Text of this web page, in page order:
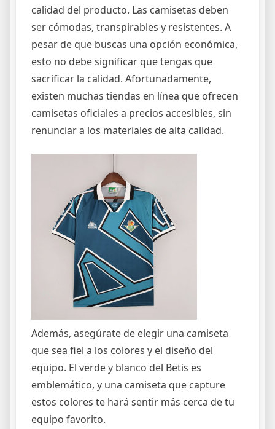
calidad del producto. Las camisetas deben
ser cómodas, transpirables y resistentes. A
pesar de que buscas una opción económica,
esto no debe significar que tengas que
sacrificar la calidad. Afortunadamente,
existen muchas tiendas en línea que ofrecen
camisetas oficiales a precios accesibles, sin
renunciar a los materiales de alta calidad.
Además, asegúrate de elegir una camiseta
que sea fiel a los colores y el diseño del
equipo. El verde y blanco del Betis es
emblemático, y una camiseta que capture
estos colores te hará sentir más cerca de tu
equipo favorito.